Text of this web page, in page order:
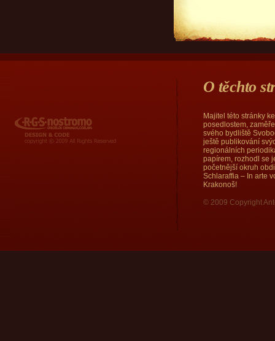
RGS Nostromo
O těchto
Majitel této stránky
posedlostem,
svého bydliště
ještě publikování
regionálních
papírem, rozhodl se
početnější okruh
Schlaraffia – In arte
Krakonoš!
© 2009 Copyright